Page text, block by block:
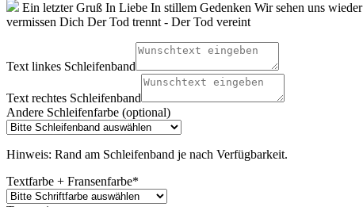
Ein letzter Gruß In Liebe In stillem Gedenken Wir sehen uns wieder
vermissen Dich Der Tod trennt - Der Tod vereint
Text linkes Schleifenband
Text rechtes Schleifenband
Andere Schleifenfarbe (optional)
Hinweis: Rand am Schleifenband je nach Verfügbarkeit.
Textfarbe + Fransenfarbe*